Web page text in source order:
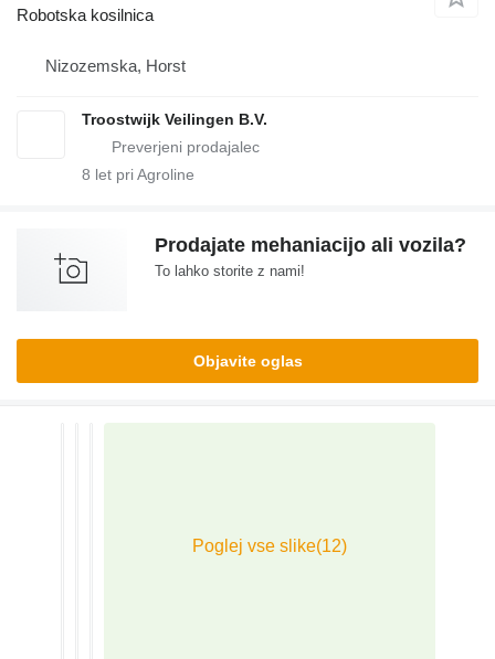
Robotska kosilnica
Nizozemska, Horst
Troostwijk Veilingen B.V.
8 let pri Agroline
Prodajate mehaniacijo ali vozila?
To lahko storite z nami!
Objavite oglas